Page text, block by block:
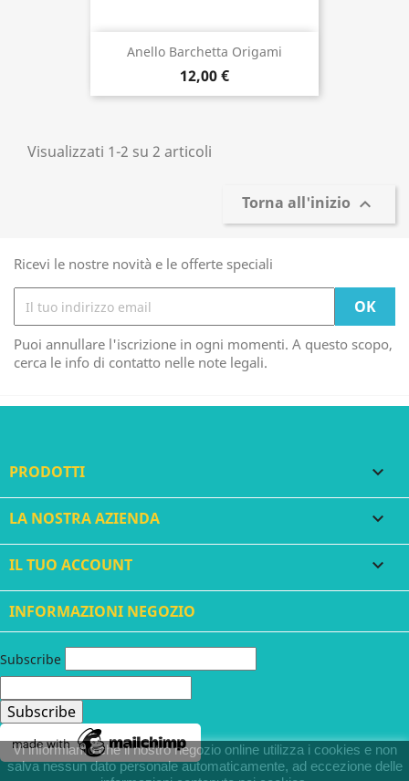
Anello Barchetta Origami
12,00 €
Visualizzati 1-2 su 2 articoli
Torna all'inizio 
Ricevi le nostre novità e le offerte speciali
Puoi annullare l'iscrizione in ogni momenti. A questo scopo,
cerca le info di contatto nelle note legali.
PRODOTTI 
LA NOSTRA AZIENDA 
IL TUO ACCOUNT 
INFORMAZIONI NEGOZIO
Subscribe
Vi informiamo che il nostro negozio online utilizza i cookies e non
salva nessun dato personale automaticamente, ad eccezione delle